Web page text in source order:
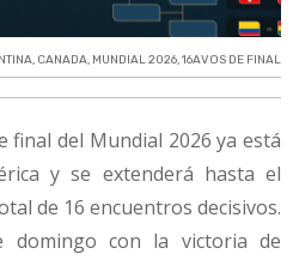
, CANADA, MUNDIAL 2026,16AVOS DE FINAL
final del Mundial 2026 ya está
y se extenderá hasta el
de 16 encuentros decisivos.
domingo con la victoria de